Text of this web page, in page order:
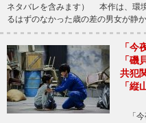
ネタバレを含みます） 本作は、環
るはずのなかった歳の差の男女が静
「今
「磯
共犯
「縦
「今